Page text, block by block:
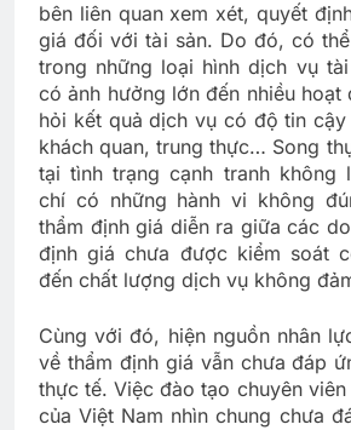
bên liên quan xem xét, quyết
giá đối với tài sản. Do đó, có
trong những loại hình dịch vụ
có ảnh hưởng lớn đến nhiều hoạt
hỏi kết quả dịch vụ có độ tin
khách quan, trung thực… Song
tại tình trạng cạnh tranh không
chí có những hành vi không
thẩm định giá diễn ra giữa các
định giá chưa được kiểm soát
đến chất lượng dịch vụ không
Cùng với đó, hiện nguồn nhân
về thẩm định giá vẫn chưa đáp
thực tế. Việc đào tạo chuyên
của Việt Nam nhìn chung chưa